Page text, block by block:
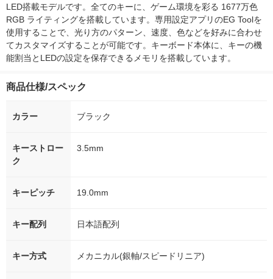
LED搭載モデルです。全てのキーに、ゲーム環境を彩る 1677万色
RGB ライティングを搭載しています。専用設定アプリのEG Toolを
使用することで、光り方のパターン、速度、色などを好みに合わせ
てカスタマイズすることが可能です。キーボード本体に、キーの機
能割当とLEDの設定を保存できるメモリを搭載しています。
商品仕様/スペック
カラー ブラック
キーストロー
ク
3.5mm
キーピッチ 19.0mm
キー配列 日本語配列
キー方式 メカニカル(銀軸/スピードリニア)